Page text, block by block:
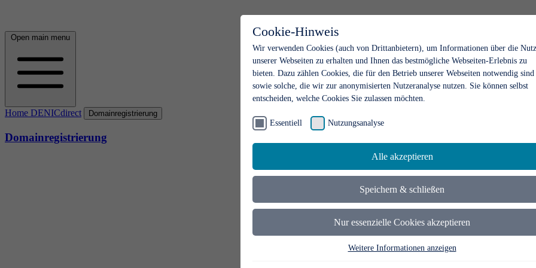
Cookie-Hinweis
Wir verwenden Cookies (auch von Drittanbietern), um Informationen über die
unserer Webseiten zu erhalten und Ihnen das bestmögliche Webseiten-Erlebnis zu
bieten. Dazu zählen Cookies, die für den Betrieb unserer Webseiten notwendig sind
sowie solche, die wir zur anonymisierten Nutzeranalyse nutzen. Sie können selbst
entscheiden, welche Cookies Sie zulassen möchten.
Essentiell Nutzungsanalyse
Alle akzeptieren
Speichern & schließen
Nur essenzielle Cookies akzeptieren
Weitere Informationen anzeigen
Open main menu
Home DENICdirect Domainregistrierung
Domainregistrierung